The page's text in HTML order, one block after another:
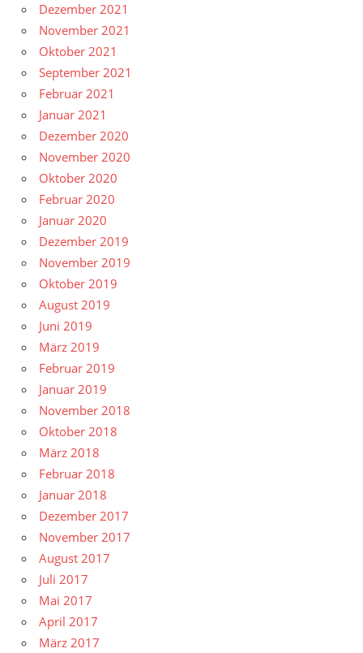
Dezember 2021
November 2021
Oktober 2021
September 2021
Februar 2021
Januar 2021
Dezember 2020
November 2020
Oktober 2020
Februar 2020
Januar 2020
Dezember 2019
November 2019
Oktober 2019
August 2019
Juni 2019
März 2019
Februar 2019
Januar 2019
November 2018
Oktober 2018
März 2018
Februar 2018
Januar 2018
Dezember 2017
November 2017
August 2017
Juli 2017
Mai 2017
April 2017
März 2017